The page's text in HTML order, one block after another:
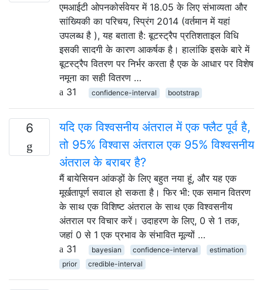
एमआईटी ओपनकोर्सवेयर में 18.05 के लिए संभाव्यता और
सांख्यिकी का परिचय, स्प्रिंग 2014 (वर्तमान में यहां
उपलब्ध है ), यह बताता है: बूटस्ट्रैप प्रतिशताइल विधि
इसकी सादगी के कारण आकर्षक है। हालांकि इसके बारे में
बूटस्ट्रैप वितरण पर निर्भर करता है एक के आधार पर विशेष
नमूना का सही वितरण …
31
confidence-interval bootstrap
6
यदि एक विश्वसनीय अंतराल में एक फ्लैट पूर्व है,
तो 95% विश्वास अंतराल एक 95% विश्वसनीय
अंतराल के बराबर है?
मैं बायेसियन आंकड़ों के लिए बहुत नया हूं, और यह एक
मूर्खतापूर्ण सवाल हो सकता है। फिर भी: एक समान वितरण
के साथ एक विशिष्ट अंतराल के साथ एक विश्वसनीय
अंतराल पर विचार करें। उदाहरण के लिए, 0 से 1 तक,
जहां 0 से 1 एक प्रभाव के संभावित मूल्यों …
31
bayesian confidence-interval
estimation
prior
credible-interval